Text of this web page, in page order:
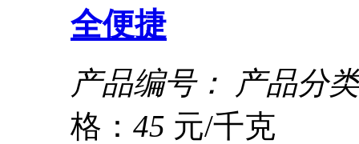
全便捷
产品编号：
产品分
格： 45 元/千克